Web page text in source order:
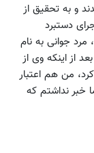
و به تحقیق از
دستبرد
مرد جوانی به نام
از اینکه وی از
من هم اعتبار
کردم اما خبر نداشتم که